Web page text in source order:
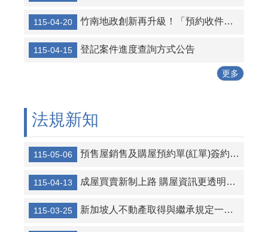
115-04-20 竹南地政創新再升級！「預約收件專櫃」正式上線，中午不打烊服務讓民眾免排隊更省時
115-04-15 登記案件進度查詢方式公告
更多
法規新知
115-05-06 預售屋銷售及購屋預約單(紅單)簽約要注意!!
115-04-13 成屋買賣新制上路 購屋資訊更透明：節能標示、光電設備同步揭露
115-03-25 新加坡人不動產取得與繼承規定一次看懂